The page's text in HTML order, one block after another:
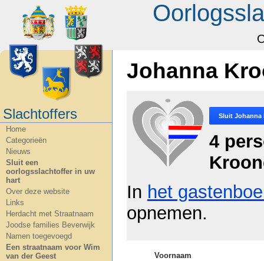
Slachtoffers
Home
Categorieën
Nieuws
Sluit een
oorlogsslachtoffer in uw
hart
Over deze website
Links
Herdacht met Straatnaam
Joodse families Beverwijk
Namen toegevoegd
Een straatnaam voor Wim
van der Geest
Johanna
Sluit Johanna
4
In het
opnemen.
Voornaam